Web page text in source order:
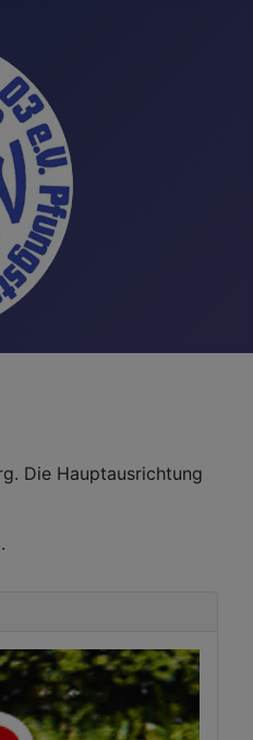
Die Hauptausrichtung